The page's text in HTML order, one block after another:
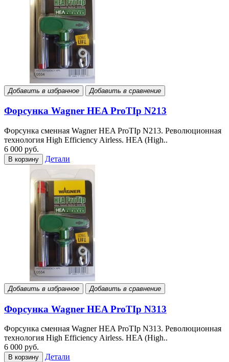
Добавить в избранное Добавить в сравнение
Форсунка Wagner HEA ProTIp N213
Форсунка сменная Wagner HEA ProTIp N213. Революционная
технология High Efficiency Airless. HEA (High..
6 000 руб.
В корзину Детали
Добавить в избранное Добавить в сравнение
Форсунка Wagner HEA ProTIp N313
Форсунка сменная Wagner HEA ProTIp N313. Революционная
технология High Efficiency Airless. HEA (High..
6 000 руб.
В корзину Детали